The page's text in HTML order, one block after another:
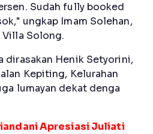
Sudah fully booked
ungkap Imam Solehan,
Solong.
dirasakan Henik Setyorini,
Kepiting, Kelurahan
lumayan dekat denga
Apresiasi Juliati